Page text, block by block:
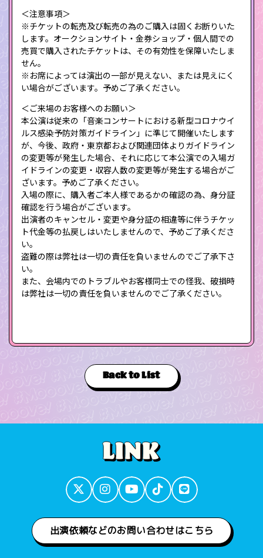
＜注意事項＞
※チケットの転売及び転売の為のご購入は固くお断りいた
します。オークションサイト・金券ショップ・個人間での
売買で購入されたチケットは、その有効性を保障いたしま
せん。
※お席によっては演出の一部が見えない、または見えにく
い場合がございます。予めご了承ください。
＜ご来場のお客様へのお願い＞
本公演は従来の「音楽コンサートにおける新型コロナウイ
ルス感染予防対策ガイドライン」に準じて開催いたします
が、今後、政府・東京都および関連団体よりガイドライン
の変更等が発生した場合、それに応じて本公演での入場ガ
イドラインの変更・収容人数の変更等が発生する場合がご
ざいます。予めご了承ください。
入場の際に、購入者ご本人様であるかの確認の為、身分証
確認を行う場合がございます。
出演者のキャンセル・変更や身分証の相違等に伴うチケッ
ト代金等の払戻しはいたしませんので、予めご了承くださ
い。
盗難の際は弊社は一切の責任を負いませんのでご了承下さ
い。
また、会場内でのトラブルやお客様同士での怪我、破損時
は弊社は一切の責任を負いませんのでご了承ください。
Back to List
出演依頼などのお問い合わせはこちら